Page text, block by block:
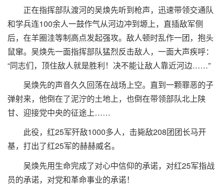
正在指挥部队渡河的吴焕先听到枪声，迅速带领交通队
和学兵连100余人一鼓作气从河边冲到塬上，直插敌军侧
后，在羊圈洼等制高点发起强攻。敌人顿时乱作一团，抱头
鼠窜。吴焕先一面指挥部队猛烈反击敌人，一面大声疾呼：
“同志们，顶住敌人就是胜利！决不能让敌人靠近河边……”
吴焕先的声音久久回荡在战场上空。直到一颗罪恶的子
弹射来，他倒在了泥泞的土地上，也倒在带领部队北上陕
甘、迎接党中央的征途上……
此役，红25军歼敌1000多人，击毙敌208团团长马开
基，打出了红25军的赫赫威名。
吴焕先用生命完成了对心中信仰的承诺，对红25军指战
员的承诺，对党和革命事业的承诺！